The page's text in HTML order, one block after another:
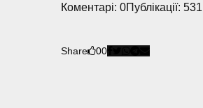
Коментарі: 0Публікації: 531
Share 00